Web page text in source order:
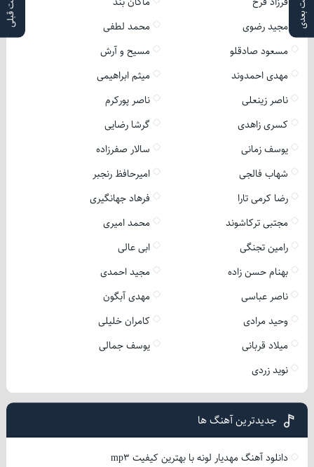
پست بعدی پست قبلی
مجید رضوی
محمد لطفی
مسعود صادقلو
مسیح و آرش
مهدی احمدوند
میثم ابراهیمی
ناصر زینعلی
ناصر پورکرم
کسری زاهدی
گرشا رضایی
یوسف زمانی
سالار صفرزاده
شهاب فالجی
امیرحافظ رنجبر
رضا کرمی تارا
فرهاد جهانگیری
مجتبی ترکاشوند
محمد امیری
رامین تجنگی
ابی عالی
بهنام حسن زاده
مجید احمدی
ناصر عباسی
مهدی آبگون
وحید مرادی
کامران خلیلی
میلاد قربانی
یوسف جمالی
نوید زردی
جدیدترین آهنگ ها
دانلود آهنگ مهدیار لونه با بهترین کیفیت mp3